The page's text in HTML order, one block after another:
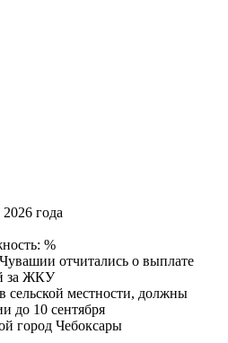
2026 года
%
отчитались о выплате
за ЖКУ
местности, должны
до 10 сентября
город Чебоксары